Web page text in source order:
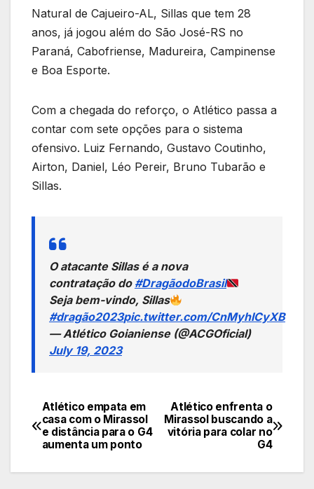
Natural de Cajueiro-AL, Sillas que tem 28
anos, já jogou além do São José-RS no
Paraná, Cabofriense, Madureira, Campinense
e Boa Esporte.
Com a chegada do reforço, o Atlético passa a
contar com sete opções para o sistema
ofensivo. Luiz Fernando, Gustavo Coutinho,
Airton, Daniel, Léo Pereir, Bruno Tubarão e
Sillas.
O atacante Sillas é a nova
contratação do #DragãodoBrasil
Seja bem-vindo, Sillas
#dragão2023pic.twitter.com/CnMyhICyXB
— Atlético Goianiense (@ACGOficial)
July 19, 2023
Navegação
de
Post
Atlético enfrenta o
Mirassol buscando a
vitória para colar no
G4
Atlético empata em
casa com o Mirassol
e distância para o G4
aumenta um ponto